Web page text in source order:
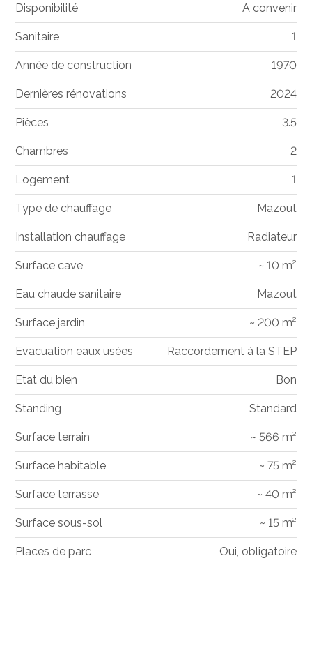
Disponibilité A convenir
Sanitaire 1
Année de construction 1970
Dernières rénovations 2024
Pièces 3.5
Chambres 2
Logement 1
Type de chauffage Mazout
Installation chauffage Radiateur
Surface cave ~ 10 m²
Eau chaude sanitaire Mazout
Surface jardin ~ 200 m²
Evacuation eaux usées Raccordement à la STEP
Etat du bien Bon
Standing Standard
Surface terrain ~ 566 m²
Surface habitable ~ 75 m²
Surface terrasse ~ 40 m²
Surface sous-sol ~ 15 m²
Places de parc Oui, obligatoire